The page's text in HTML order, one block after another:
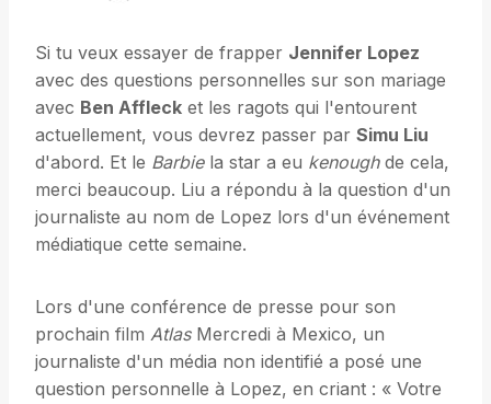
Si tu veux essayer de frapper Jennifer Lopez
avec des questions personnelles sur son mariage
avec Ben Affleck et les ragots qui l'entourent
actuellement, vous devrez passer par Simu Liu
d'abord. Et le Barbiela star a eu kenoughde cela,
merci beaucoup. Liu a répondu à la question d'un
journaliste au nom de Lopez lors d'un événement
médiatique cette semaine.
Lors d'une conférence de presse pour son
prochain film AtlasMercredi à Mexico, un
journaliste d'un média non identifié a posé une
question personnelle à Lopez, en criant : « Votre